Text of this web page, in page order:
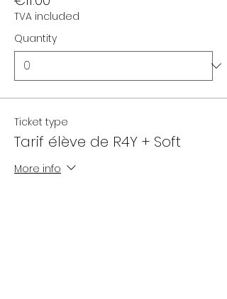
TVA included
Quantity
Ticket type
Tarif élève de R4Y + Soft
More info